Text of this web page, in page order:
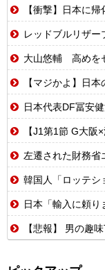
【衝撃】日本に帰
レッドブルリザーブの
大山悠輔 高めを
【マジかよ】日本の強
日本代表DF冨安健洋の英プ
【J1第1節 G大阪×浦和】G大阪が逆
左遷された財務省エリートに待
韓国人「ロッテショッピング
日本「輸入に頼りま
【悲報】 男の趣